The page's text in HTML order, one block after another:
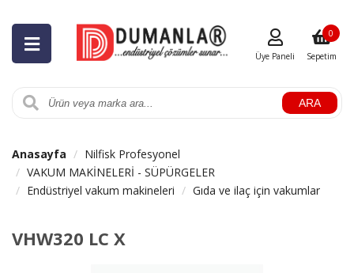
ARA
Üye Paneli Sepetim
0
Anasayfa
Nilfisk Profesyonel
VAKUM MAKİNELERİ - SÜPÜRGELER
Endüstriyel vakum makineleri
Gıda ve ilaç için vakumlar
VHW320 LC X